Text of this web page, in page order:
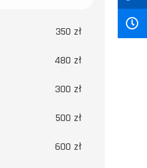
350 zł
480 zł
300 zł
500 zł
600 zł